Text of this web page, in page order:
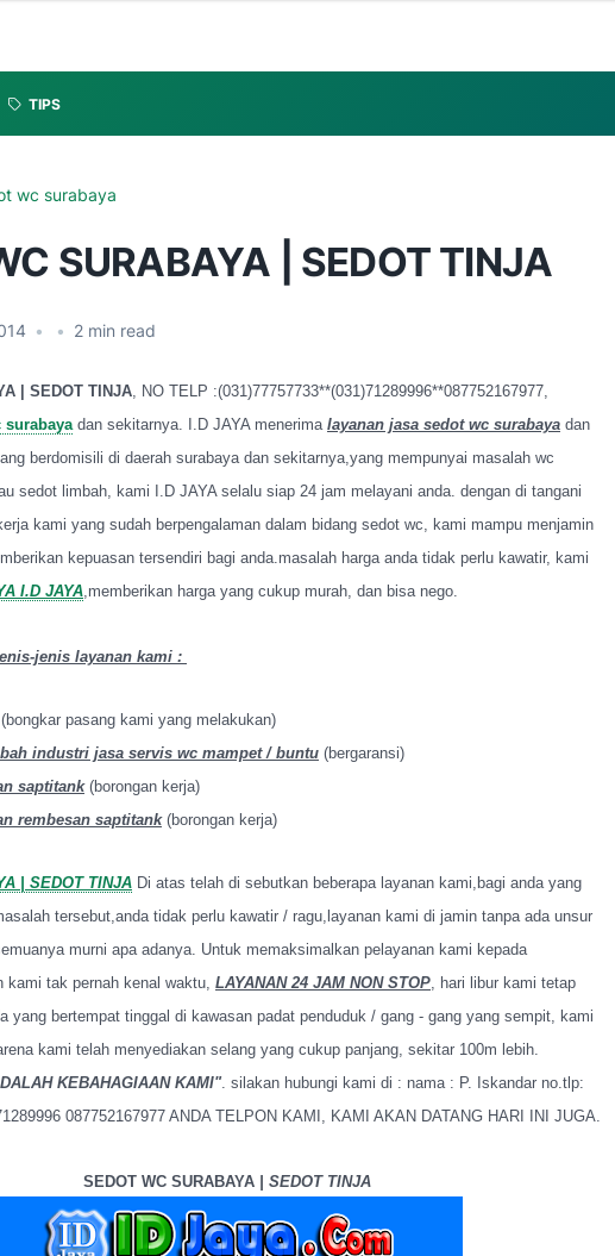
TIPS
wc surabaya
SURABAYA | SEDOT TINJA
• • 2 min read
| SEDOT TINJA, NO TELP :(031)77757733**(031)71289996**087752167977,
surabayadan sekitarnya. I.D JAYA menerima layanan jasa sedot wc surabaya dan
berdomisili di daerah surabaya dan sekitarnya,yang mempunyai masalah wc
sedot limbah, kami I.D JAYA selalu siap 24 jam melayani anda. dengan di tangani
kami yang sudah berpengalaman dalam bidang sedot wc, kami mampu menjamin
kepuasan tersendiri bagi anda.masalah harga anda tidak perlu kawatir, kami
I.D JAYA,memberikan harga yang cukup murah, dan bisa nego.
jenis layanan kami :
(bongkar pasang kami yang melakukan)
industri jasa servis wc mampet / buntu (bergaransi)
saptitank(borongan kerja)
rembesan saptitank(borongan kerja)
| SEDOT TINJA Di atas telah di sebutkan beberapa layanan kami,bagi anda yang
tersebut,anda tidak perlu kawatir / ragu,layanan kami di jamin tanpa ada unsur
murni apa adanya. Untuk memaksimalkan pelayanan kami kepada
kami tak pernah kenal waktu, LAYANAN 24 JAM NON STOP, hari libur kami tetap
yang bertempat tinggal di kawasan padat penduduk / gang - gang yang sempit, kami
kami telah menyediakan selang yang cukup panjang, sekitar 100m lebih.
KEBAHAGIAAN KAMI". silakan hubungi kami di : nama : P. Iskandar no.tlp:
087752167977 ANDA TELPON KAMI, KAMI AKAN DATANG HARI INI JUGA.
SEDOT WC SURABAYA | SEDOT TINJA